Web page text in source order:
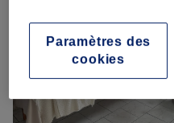
Paramètres des
cookies